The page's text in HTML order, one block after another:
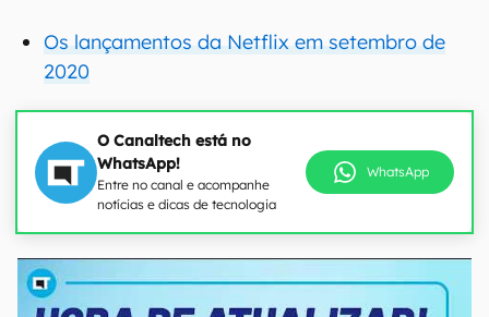
Os lançamentos da Netflix em setembro de
2020
O Canaltech está no
WhatsApp!
Entre no canal e acompanhe
notícias e dicas de tecnologia
WhatsApp